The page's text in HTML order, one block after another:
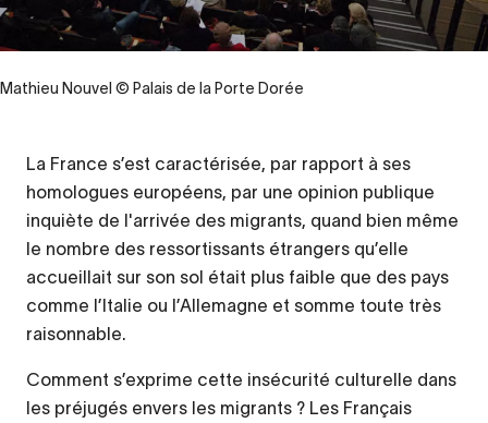
Mathieu Nouvel © Palais de la Porte Dorée
Contenu
d’origine
La France s’est caractérisée, par rapport à ses
homologues européens, par une opinion publique
inquiète de l'arrivée des migrants, quand bien même
le nombre des ressortissants étrangers qu’elle
accueillait sur son sol était plus faible que des pays
comme l’Italie ou l’Allemagne et somme toute très
raisonnable.
Comment s’exprime cette insécurité culturelle dans
les préjugés envers les migrants ? Les Français